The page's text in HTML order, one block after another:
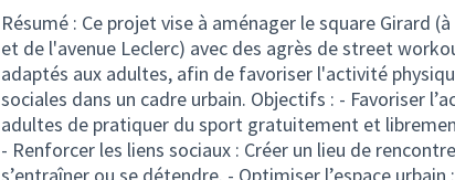
Résumé : Ce projet vise à aménager le square Girard
et de l'avenue Leclerc) avec des agrès de street
adaptés aux adultes, afin de favoriser l'activité
sociales dans un cadre urbain. Objectifs : - Favoriser
adultes de pratiquer du sport gratuitement et
- Renforcer les liens sociaux : Créer un lieu de